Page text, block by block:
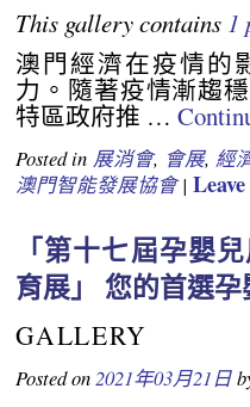
This gallery contains 1
澳門經濟在疫情的
力。隨著疫情漸趨
特區政府推 …
Posted in 展消會, 會展, 經
澳門智能發展協會|
「第十七屆孕嬰
育展」 您的首選
GALLERY
Posted on 2021年03月21日